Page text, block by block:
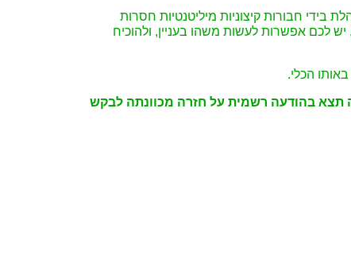
חבורות קיצוניות מיליטנטיות חסרות
לכם אפשרות לעשות משהו בעניין, ולהוכיח
הכלי.
תצא בהודעה רשמית על חזרה מכוונתה לבקש